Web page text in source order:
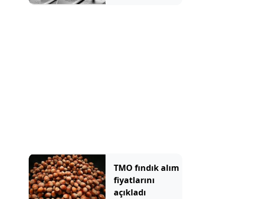
TMO fındık alım
fiyatlarını
açıkladı